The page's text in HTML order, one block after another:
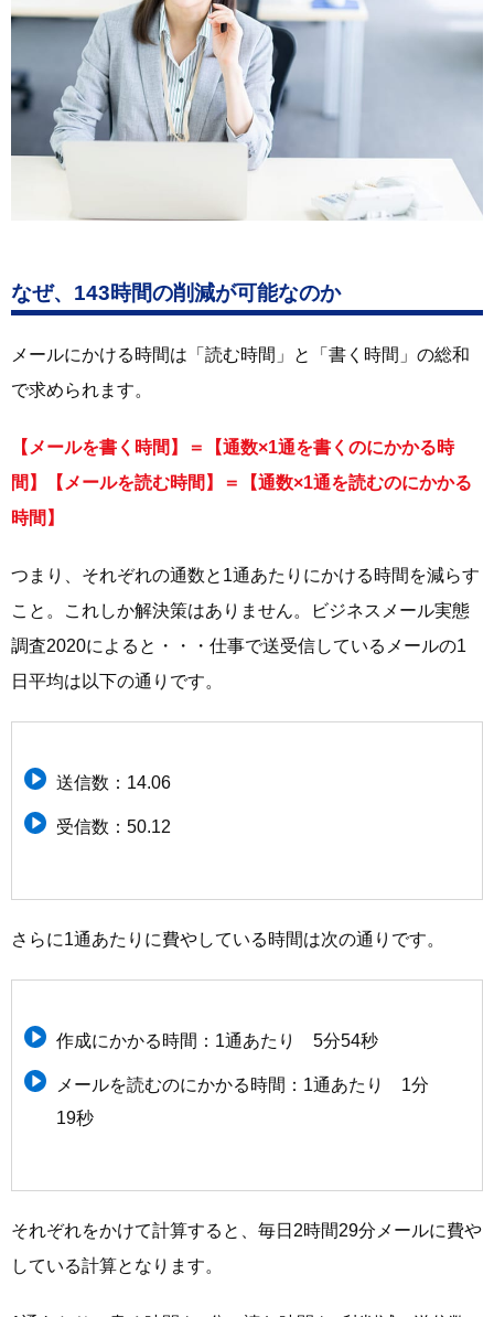
なぜ、143時間の削減が可能なのか
メールにかける時間は「読む時間」と「書く時間」の総和
で求められます。
【メールを書く時間】＝【通数×1通を書くのにかかる時
間】【メールを読む時間】＝【通数×1通を読むのにかかる
時間】
つまり、それぞれの通数と1通あたりにかける時間を減らす
こと。これしか解決策はありません。ビジネスメール実態
調査2020によると・・・仕事で送受信しているメールの1
日平均は以下の通りです。
送信数：14.06
受信数：50.12
さらに1通あたりに費やしている時間は次の通りです。
作成にかかる時間：1通あたり 5分54秒
メールを読むのにかかる時間：1通あたり 1分
19秒
それぞれをかけて計算すると、毎日2時間29分メールに費や
している計算となります。